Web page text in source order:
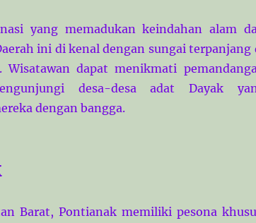
yang memadukan keindahan alam
ini di kenal dengan sungai terpanjang
Wisatawan dapat menikmati
desa-desa adat Dayak
dengan bangga.
Barat, Pontianak memiliki pesona